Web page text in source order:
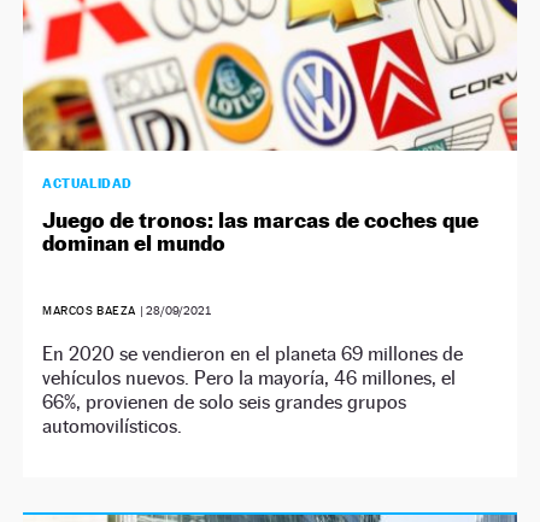
ACTUALIDAD
Juego de tronos: las marcas de coches que
dominan el mundo
MARCOS BAEZA | 28/09/2021
En 2020 se vendieron en el planeta 69 millones de
vehículos nuevos. Pero la mayoría, 46 millones, el
66%, provienen de solo seis grandes grupos
automovilísticos.